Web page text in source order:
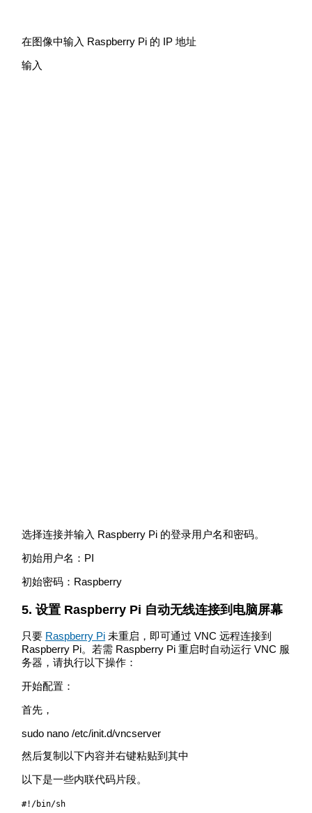
在图像中输入 Raspberry Pi 的 IP 地址
输入
选择连接并输入 Raspberry Pi 的登录用户名和密码。
初始用户名：PI
初始密码：Raspberry
5. 设置 Raspberry Pi 自动无线连接到电脑屏幕
只要 Raspberry Pi 未重启，即可通过 VNC 远程连接到
Raspberry Pi。若需 Raspberry Pi 重启时自动运行 VNC 服
务器，请执行以下操作：
开始配置：
首先，
sudo nano /etc/init.d/vncserver
然后复制以下内容并右键粘贴到其中
以下是一些内联代码片段。
#!/bin/sh